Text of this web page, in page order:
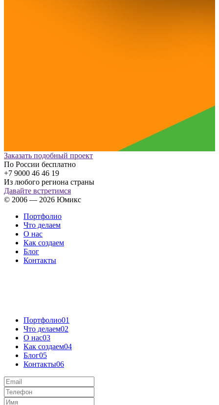
Заказать подобный проект
По России бесплатно
+7 9000 46 46 19
Из любого региона страны
Давайте встретимся
© 2006 — 2026 Юмикс
Портфолио
Что делаем
О нас
Как создаем
Блог
Контакты
Портфолио01
Что делаем02
О нас03
Как создаем04
Блог05
Контакты06